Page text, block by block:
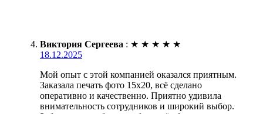
Виктория Сергеева : ★ ★ ★ ★ ★
18.12.2025
Мой опыт с этой компанией оказался приятным.
Заказала печать фото 15х20, всё сделано
оперативно и качественно. Приятно удивила
внимательность сотрудников и широкий выбор.